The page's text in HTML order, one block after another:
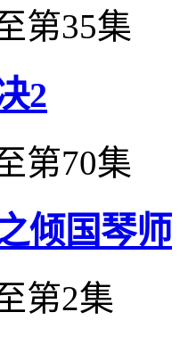
第35集
2
第70集
倾国琴师
第2集